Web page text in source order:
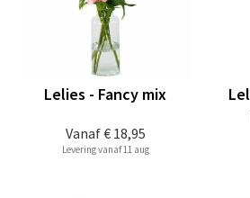
Vanaf€ 18,95
Lelies - Fancy mix
Levering vanaf 11 aug